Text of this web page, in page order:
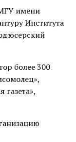
имени
Института
более 300